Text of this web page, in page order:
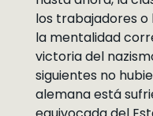
los trabajadores
la mentalidad
victoria del
siguientes no
alemana está